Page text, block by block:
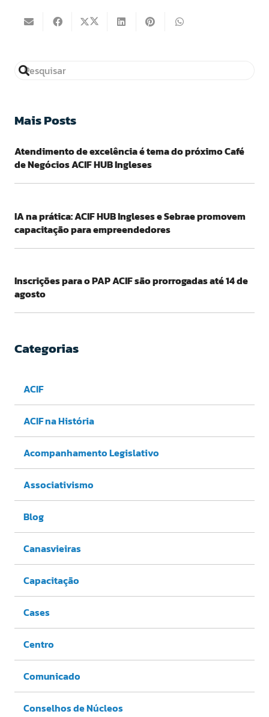
Mais Posts
Atendimento de excelência é tema do próximo Café
de Negócios ACIF HUB Ingleses
IA na prática: ACIF HUB Ingleses e Sebrae promovem
capacitação para empreendedores
Inscrições para o PAP ACIF são prorrogadas até 14 de
agosto
Categorias
ACIF
ACIF na História
Acompanhamento Legislativo
Associativismo
Blog
Canasvieiras
Capacitação
Cases
Centro
Comunicado
Conselhos de Núcleos